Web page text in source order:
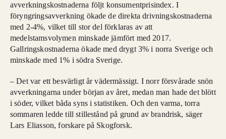
avverkningskostnaderna följt konsumentprisindex. I
föryngringsavverkning ökade de direkta drivningskostnaderna
med 2-4%, vilket till stor del förklaras av att
medelstamsvolymen minskade jämfört med 2017.
Gallringskostnaderna ökade med drygt 3% i norra Sverige och
minskade med 1% i södra Sverige.
– Det var ett besvärligt år vädermässigt. I norr försvårade snön
avverkningarna under början av året, medan man hade det blött
i söder, vilket båda syns i statistiken. Och den varma, torra
sommaren ledde till stillestånd på grund av brandrisk, säger
Lars Eliasson, forskare på Skogforsk.